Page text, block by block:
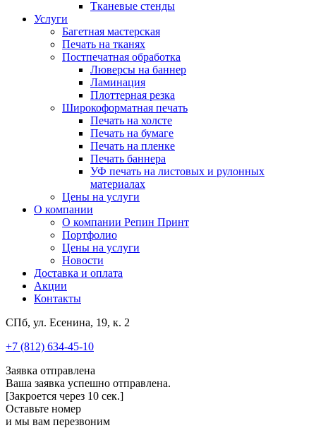
Тканевые стенды
Услуги
Багетная мастерская
Печать на тканях
Постпечатная обработка
Люверсы на баннер
Ламинация
Плоттерная резка
Широкоформатная печать
Печать на холсте
Печать на бумаге
Печать на пленке
Печать баннера
УФ печать на листовых и рулонных
материалах
Цены на услуги
О компании
О компании Репин Принт
Портфолио
Цены на услуги
Новости
Доставка и оплата
Акции
Контакты
СПб, ул. Есенина, 19, к. 2
+7 (812) 634-45-10
Заявка отправлена
Ваша заявка успешно отправлена.
[Закроется через 10 сек.]
Оставьте номер
и мы вам перезвоним